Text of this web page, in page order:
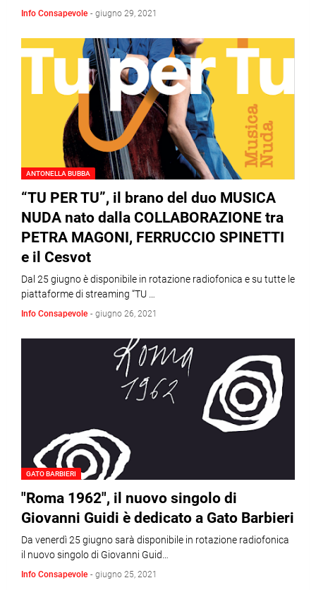
Info Consapevole - giugno 29, 2021
ANTONELLA BUBBA
“TU PER TU”, il brano del duo MUSICA
NUDA nato dalla COLLABORAZIONE tra
PETRA MAGONI, FERRUCCIO SPINETTI
e il Cesvot
Dal 25 giugno è disponibile in rotazione radiofonica e su tutte le
piattaforme di streaming “TU …
Info Consapevole - giugno 26, 2021
GATO BARBIERI
"Roma 1962", il nuovo singolo di
Giovanni Guidi è dedicato a Gato Barbieri
Da venerdì 25 giugno sarà disponibile in rotazione radiofonica
il nuovo singolo di Giovanni Guid…
Info Consapevole - giugno 25, 2021